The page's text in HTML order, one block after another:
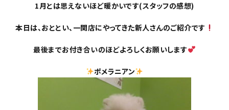
1月とは思えないほど暖かいです(スタッフの感想)
本日は、おととい、一関店にやってきた新人さんのご紹介です
最後までお付き合いのほどよろしくお願いします
ポメラニアン